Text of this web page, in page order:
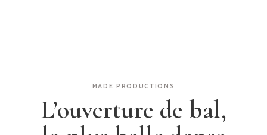
MADE PRODUCTIONS
L’ouverture de bal,